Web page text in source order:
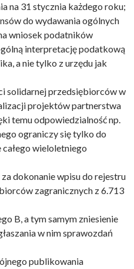
na 31 stycznia każdego roku;
do wydawania ogólnych
wniosek podatników
interpretację podatkową
a nie tylko z urzędu jak
solidarnej przedsiębiorców w
projektów partnerstwa
temu odpowiedzialność np.
ograniczy się tylko do
wieloletniego
dokonanie wpisu do rejestru
zagranicznych z 6.713
B, a tym samym zniesienie
w nim sprawozdań
publikowania